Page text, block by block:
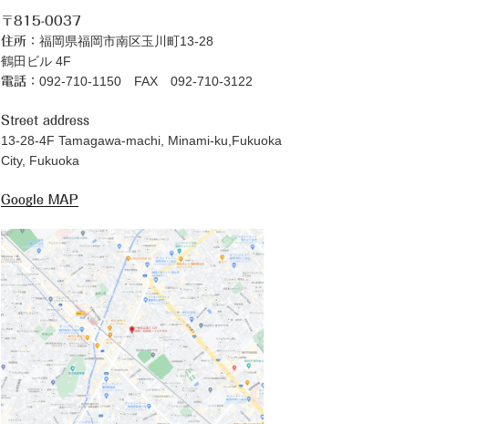
〒815-0037
住所： 福岡県福岡市南区玉川町13-28
鶴田ビル 4F
電話： 092-710-1150 FAX 092-710-3122
Street address
13-28-4F Tamagawa-machi, Minami-ku,Fukuoka
City, Fukuoka
Google MAP